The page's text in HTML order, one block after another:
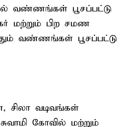
வண்ணங்கள் பூசப்பட்டு
மற்றும் பிற சமண
வண்ணங்கள் பூசப்பட்டு
சிலா வடிவங்கள்
கோவில் மற்றும்